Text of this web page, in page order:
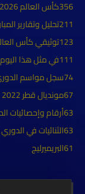
كأس العالم FIFA 2026356
تحليل وتقارير211
توثيقي كأس123
في مثل هذا اليوم111
سجل مواسم74
مونديال قطر 202267
أرقام وإحصائيات63
الثنائيات في63
البريميرليج61